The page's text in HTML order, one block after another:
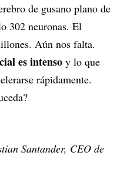
de gusano plano de
302 neuronas. El
Aún nos falta.
es intenso y lo que
rápidamente.
Santander, CEO de